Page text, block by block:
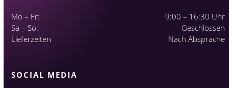
Mo – Fr:
9:00 – 16:30 Uhr
Sa – So:
Geschlossen
Lieferzeiten
Nach Absprache
SOCIAL MEDIA